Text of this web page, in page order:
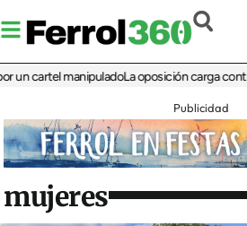
manipuladoLa oposición carga contra la
Publicidad
mujeres